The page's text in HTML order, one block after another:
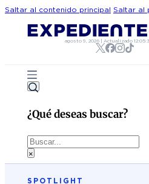
Saltar al contenido principal Saltar al
agosto 9, 2026 |Actualizado
¿Qué deseas buscar?
Buscar
×
SPOTLIGHT